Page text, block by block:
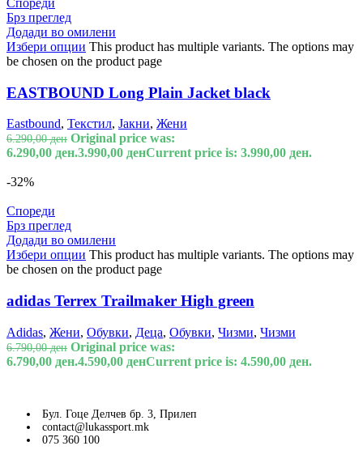
Спореди
Брз преглед
Додади во омилени
Избери опции This product has multiple variants. The options may
be chosen on the product page
EASTBOUND Long Plain Jacket black
Eastbound, Текстил, Јакни, Жени
6.290,00ден Original price was:
6.290,00 ден.3.990,00 денCurrent price is: 3.990,00 ден.
-32%
Спореди
Брз преглед
Додади во омилени
Избери опции This product has multiple variants. The options may
be chosen on the product page
adidas Terrex Trailmaker High green
Adidas, Жени, Обувки, Деца, Обувки, Чизми, Чизми
6.790,00ден Original price was:
6.790,00 ден.4.590,00 денCurrent price is: 4.590,00 ден.
Бул. Гоце Делчев бр. 3, Прилеп
contact@lukassport.mk
075 360 100